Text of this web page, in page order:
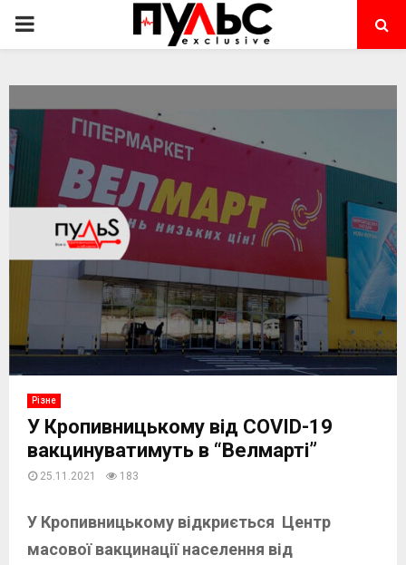
PRIMARY
Різне
У Кропивницькому від COVID-19
вакцинуватимуть в “Велмарті”
25.11.2021 183
У Кропивницькому відкриється Центр
масової вакцинації населення від